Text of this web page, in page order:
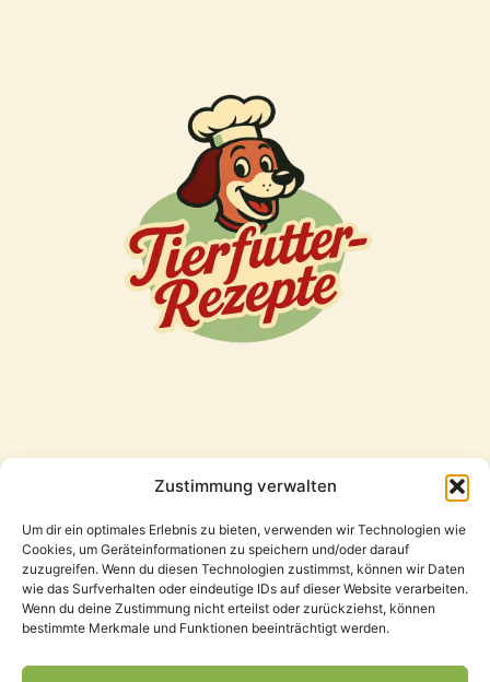
Zustimmung verwalten
Um dir ein optimales Erlebnis zu bieten, verwenden wir Technologien wie
Cookies, um Geräteinformationen zu speichern und/oder darauf
zuzugreifen. Wenn du diesen Technologien zustimmst, können wir Daten
wie das Surfverhalten oder eindeutige IDs auf dieser Website verarbeiten.
Wenn du deine Zustimmung nicht erteilst oder zurückziehst, können
bestimmte Merkmale und Funktionen beeinträchtigt werden.
Freunde